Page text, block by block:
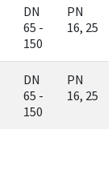
DN
65 -
150
PN
16, 25
DN
65 -
150
PN
16, 25